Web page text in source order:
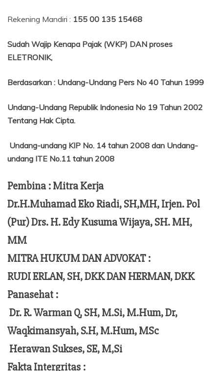
Rekening Mandiri : 155 00 135 15468
Sudah Wajip Kenapa Pajak (WKP) DAN proses
ELETRONIK,
Berdasarkan : Undang-Undang Pers No 40 Tahun 1999
Undang-Undang Republik Indonesia No 19 Tahun 2002
Tentang Hak Cipta.
Undang-undang KIP No. 14 tahun 2008 dan Undang-
undang ITE No.11 tahun 2008
Pembina : Mitra Kerja
Dr.H.Muhamad Eko Riadi, SH,MH, Irjen. Pol
(Pur) Drs. H. Edy Kusuma Wijaya, SH. MH,
MM
MITRA HUKUM DAN ADVOKAT :
RUDI ERLAN, SH, DKK DAN HERMAN, DKK
Panasehat :
Dr. R. Warman Q, SH, M.Si, M.Hum,Dr,
Waqkimansyah, S.H, M.Hum, MSc
Herawan Sukses, SE, M,Si
Fakta Intergritas :